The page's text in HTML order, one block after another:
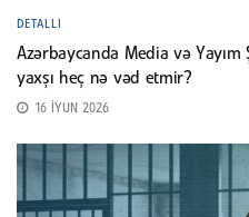
DETALLI
Azərbaycanda Media və Yayım
yaxşı heç nə vəd etmir?
16 İYUN 2026